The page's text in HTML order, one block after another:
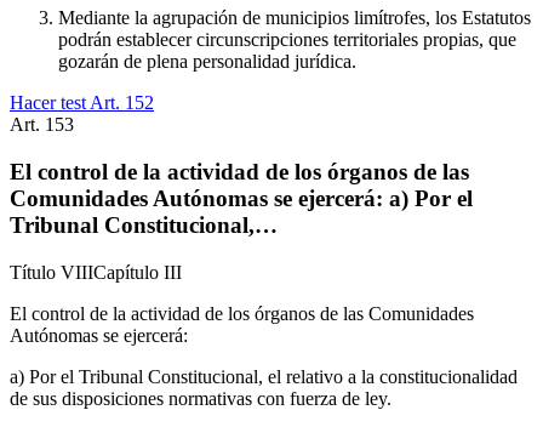
Mediante la agrupación de municipios limítrofes, los Estatutos
podrán establecer circunscripciones territoriales propias, que
gozarán de plena personalidad jurídica.
Hacer test Art. 152
Art. 153
El control de la actividad de los órganos de las
Comunidades Autónomas se ejercerá: a) Por el
Tribunal Constitucional,…
Título VIIICapítulo III
El control de la actividad de los órganos de las Comunidades
Autónomas se ejercerá:
a) Por el Tribunal Constitucional, el relativo a la constitucionalidad
de sus disposiciones normativas con fuerza de ley.